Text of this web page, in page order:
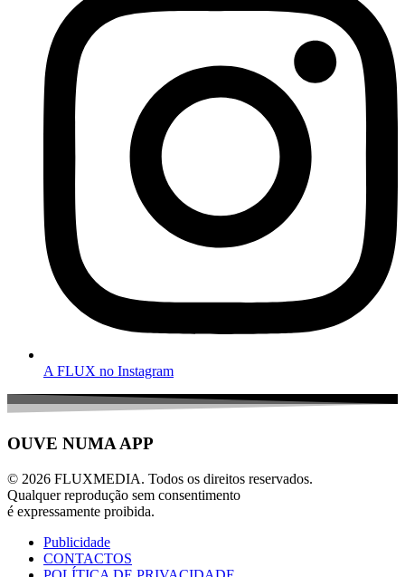
A FLUX no Instagram
OUVE NUMA APP
© 2026 FLUXMEDIA. Todos os direitos reservados.
Qualquer reprodução sem consentimento
é expressamente proibida.
Publicidade
CONTACTOS